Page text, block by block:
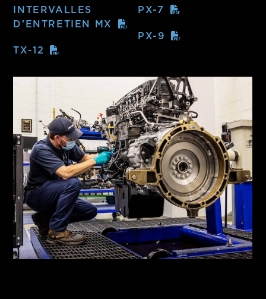
INTERVALLES
D'ENTRETIEN MX
TX-12
PX-7
PX-9